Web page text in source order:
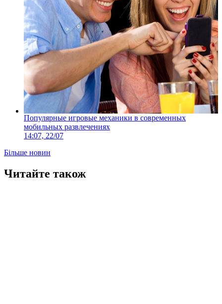
Популярные игровые механики в современных
мобильных развлечениях
14:07, 22/07
Більше новин
Читайте також